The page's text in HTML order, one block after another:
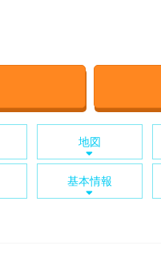
地図
基本情報